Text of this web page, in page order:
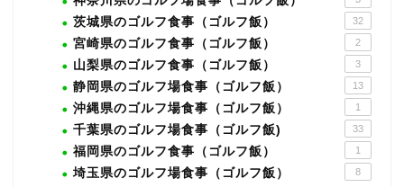
茨城県のゴルフ食事（ゴルフ飯） 32
宮崎県のゴルフ食事（ゴルフ飯） 2
山梨県のゴルフ食事（ゴルフ飯） 3
静岡県のゴルフ場食事（ゴルフ飯） 13
沖縄県のゴルフ場食事（ゴルフ飯） 1
千葉県のゴルフ場食事（ゴルフ飯) 33
福岡県のゴルフ食事（ゴルフ飯） 1
埼玉県のゴルフ場食事（ゴルフ飯） 8